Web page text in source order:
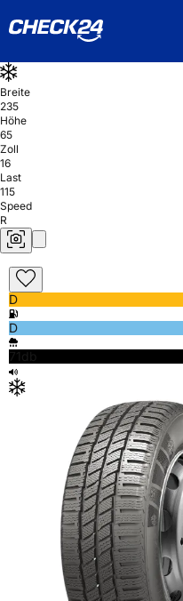
Breite
235
Höhe
65
Zoll
16
Last
115
Speed
R
D
D
71db